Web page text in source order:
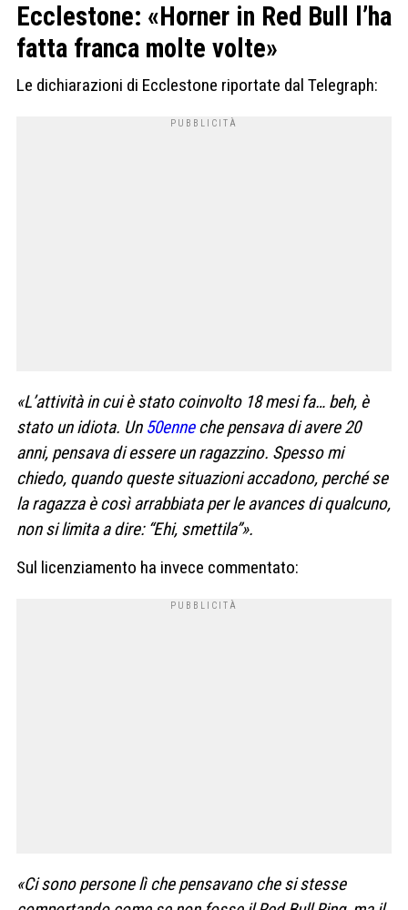
Ecclestone: «Horner in Red Bull l’ha
fatta franca molte volte»
Le dichiarazioni di Ecclestone riportate dal Telegraph:
«L’attività in cui è stato coinvolto 18 mesi fa… beh, è
stato un idiota. Un50enneche pensava di avere 20
anni, pensava di essere un ragazzino. Spesso mi
chiedo, quando queste situazioni accadono, perché se
la ragazza è così arrabbiata per le avances di qualcuno,
non si limita a dire: “Ehi, smettila”».
Sul licenziamento ha invece commentato:
«Ci sono persone lì che pensavano che si stesse